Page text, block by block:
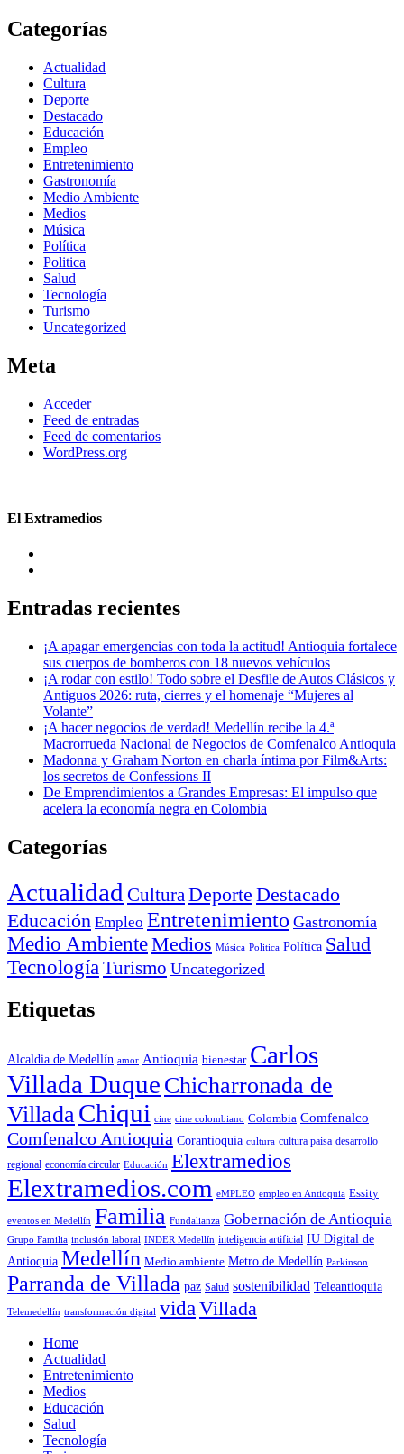
Categorías
Actualidad
Cultura
Deporte
Destacado
Educación
Empleo
Entretenimiento
Gastronomía
Medio Ambiente
Medios
Música
Política
Politica
Salud
Tecnología
Turismo
Uncategorized
Meta
Acceder
Feed de entradas
Feed de comentarios
WordPress.org
El Extramedios
Entradas recientes
¡A apagar emergencias con toda la actitud! Antioquia fortalece
sus cuerpos de bomberos con 18 nuevos vehículos
¡A rodar con estilo! Todo sobre el Desfile de Autos Clásicos y
Antiguos 2026: ruta, cierres y el homenaje “Mujeres al
Volante”
¡A hacer negocios de verdad! Medellín recibe la 4.ª
Macrorrueda Nacional de Negocios de Comfenalco Antioquia
Madonna y Graham Norton en charla íntima por Film&Arts:
los secretos de Confessions II
De Emprendimientos a Grandes Empresas: El impulso que
acelera la economía negra en Colombia
Categorías
Actualidad CulturaDeporte Destacado
Educación Empleo Entretenimiento Gastronomía
Medio AmbienteMedios Música Politica Política Salud
Tecnología Turismo Uncategorized
Etiquetas
Alcaldia de Medellín amor Antioquia bienestar Carlos
Villada Duque Chicharronada de
Villada Chiqui cine cine colombiano Colombia Comfenalco
Comfenalco Antioquia Corantioquia cultura cultura paisa desarrollo
regional economía circular Educación Elextramedios
Elextramedios.com eMPLEO empleo en Antioquia Essity
eventos en Medellín Familia Fundalianza Gobernación de Antioquia
Grupo Familia inclusión laboral INDER Medellín inteligencia artificial IU Digital de
Antioquia Medellín Medio ambiente Metro de Medellín Parkinson
Parranda de Villada paz Salud sostenibilidad Teleantioquia
Telemedellín transformación digital vida Villada
Home
Actualidad
Entretenimiento
Medios
Educación
Salud
Tecnología